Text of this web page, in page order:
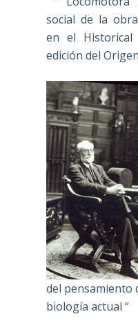
social de la
en el
edición del
del pensamiento
biología actual “